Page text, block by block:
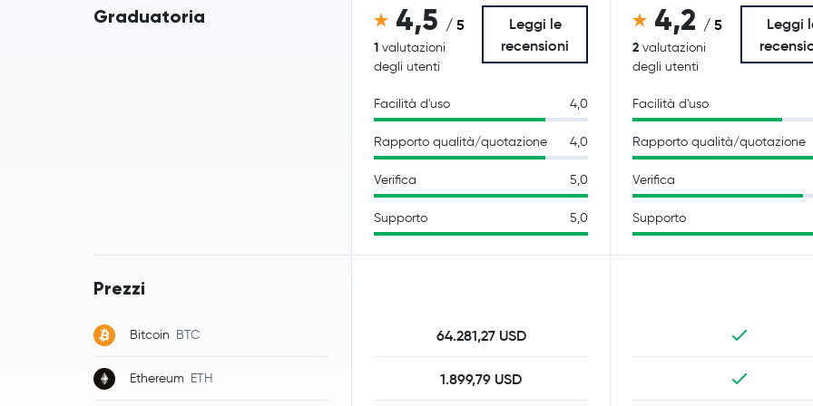
Graduatoria
Prezzi
Bitcoin BTC
Ethereum ETH
4,5 / 5
1 valutazioni
degli utenti
Leggi le
recensioni
Facilità d'uso 4,0
Rapporto qualità/quotazione 4,0
Verifica 5,0
Supporto 5,0
64.281,27 USD
1.899,79 USD
4,2 / 5
2 valutazioni
degli utenti
Leggi
Facilità d'uso
Rapporto qualità/quotazione
Verifica
Supporto